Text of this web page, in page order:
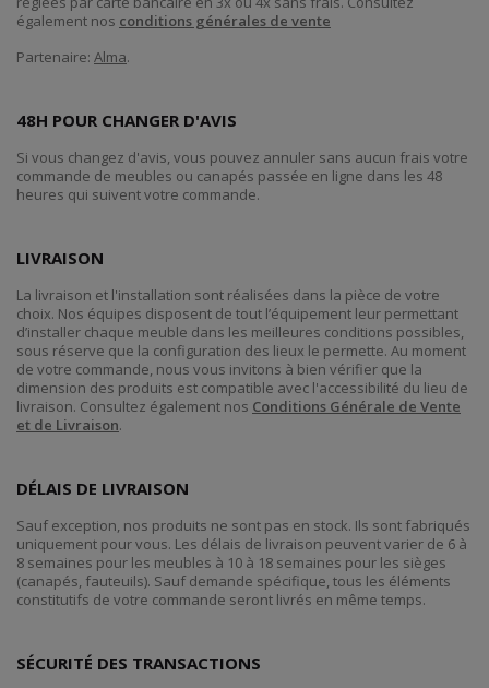
également nos conditions générales de vente
Partenaire: Alma.
48H POUR CHANGER D'AVIS
Si vous changez d'avis, vous pouvez annuler sans aucun frais votre
commande de meubles ou canapés passée en ligne dans les 48
heures qui suivent votre commande.
LIVRAISON
La livraison et l'installation sont réalisées dans la pièce de votre
choix. Nos équipes disposent de tout l’équipement leur permettant
d’installer chaque meuble dans les meilleures conditions possibles,
sous réserve que la configuration des lieux le permette. Au moment
de votre commande, nous vous invitons à bien vérifier que la
dimension des produits est compatible avec l'accessibilité du lieu de
livraison. Consultez également nos Conditions Générale de Vente
et de Livraison.
DÉLAIS DE LIVRAISON
Sauf exception, nos produits ne sont pas en stock. Ils sont fabriqués
uniquement pour vous. Les délais de livraison peuvent varier de 6 à
8 semaines pour les meubles à 10 à 18 semaines pour les sièges
(canapés, fauteuils). Sauf demande spécifique, tous les éléments
constitutifs de votre commande seront livrés en même temps.
SÉCURITÉ DES TRANSACTIONS